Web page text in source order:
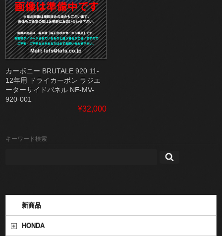
カーボニー BRUTALE 920 11-
12年用 ドライカーボン ラジエ
ーターサイドパネル NE-MV-
920-001
¥32,000
キーワード検索
新商品
HONDA